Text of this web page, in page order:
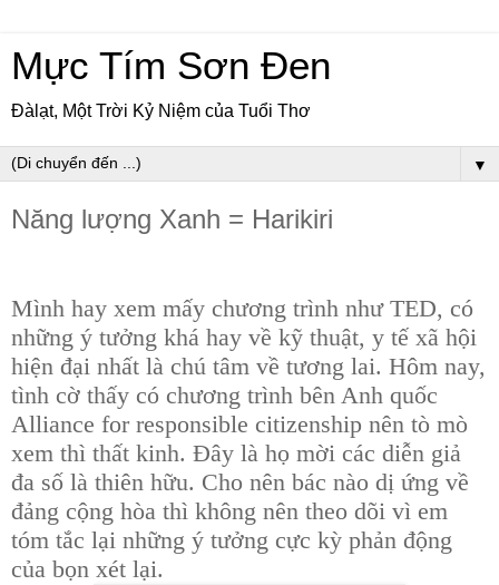
Mực Tím Sơn Đen
Đàlạt, Một Trời Kỷ Niệm của Tuổi Thơ
▼
Năng lượng Xanh = Harikiri
Mình hay xem mấy chương trình như TED, có
những ý tưởng khá hay về kỹ thuật, y tế xã hội
hiện đại nhất là chú tâm về tương lai. Hôm nay,
tình cờ thấy có chương trình bên Anh quốc
Alliance for responsible citizenship nên tò mò
xem thì thất kinh. Đây là họ mời các diễn giả
đa số là thiên hữu. Cho nên bác nào dị ứng về
đảng cộng hòa thì không nên theo dõi vì em
tóm tắc lại những ý tưởng cực kỳ phản động
của bọn xét lại.